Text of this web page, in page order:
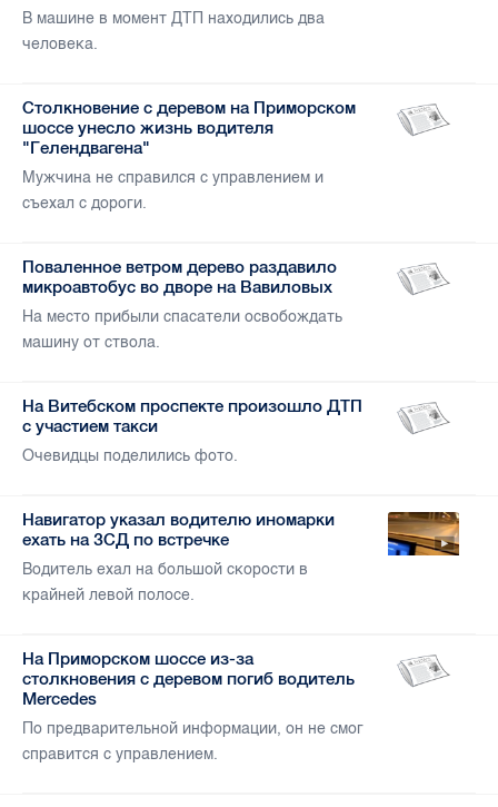
В машине в момент ДТП находились два
человека.
Столкновение с деревом на Приморском
шоссе унесло жизнь водителя
"Гелендвагена"
Мужчина не справился с управлением и
съехал с дороги.
Поваленное ветром дерево раздавило
микроавтобус во дворе на Вавиловых
На место прибыли спасатели освобождать
машину от ствола.
На Витебском проспекте произошло ДТП
с участием такси
Очевидцы поделились фото.
Навигатор указал водителю иномарки
ехать на ЗСД по встречке
Водитель ехал на большой скорости в
крайней левой полосе.
На Приморском шоссе из-за
столкновения с деревом погиб водитель
Mercedes
По предварительной информации, он не смог
справится с управлением.